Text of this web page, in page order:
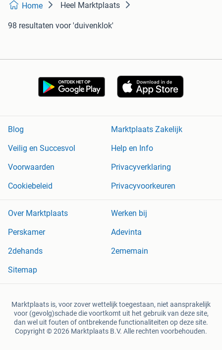
Home Heel Marktplaats
98 resultaten voor 'duivenklok'
Blog
Marktplaats Zakelijk
Veilig en Succesvol
Help en Info
Voorwaarden
Privacyverklaring
Cookiebeleid
Privacyvoorkeuren
Over Marktplaats
Werken bij
Perskamer
Adevinta
2dehands
2ememain
Sitemap
Marktplaats is, voor zover wettelijk toegestaan, niet aansprakelijk
voor (gevolg)schade die voortkomt uit het gebruik van deze site,
dan wel uit fouten of ontbrekende functionaliteiten op deze site.
Copyright © 2026 Marktplaats B.V. Alle rechten voorbehouden.